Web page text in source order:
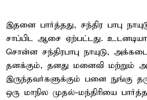
இதனை பார்த்தது, சந்திர பாபு
சாப்பிட ஆசை ஏற்பட்டது.
சொன்ன சந்திரபாபு நாயுடு,
தனக்கும், தனது மனைவி மற்றும்
இருந்தவர்களுக்கும் பனை நுங்கு
ஒரு மாநில முதல்-மந்திரியை